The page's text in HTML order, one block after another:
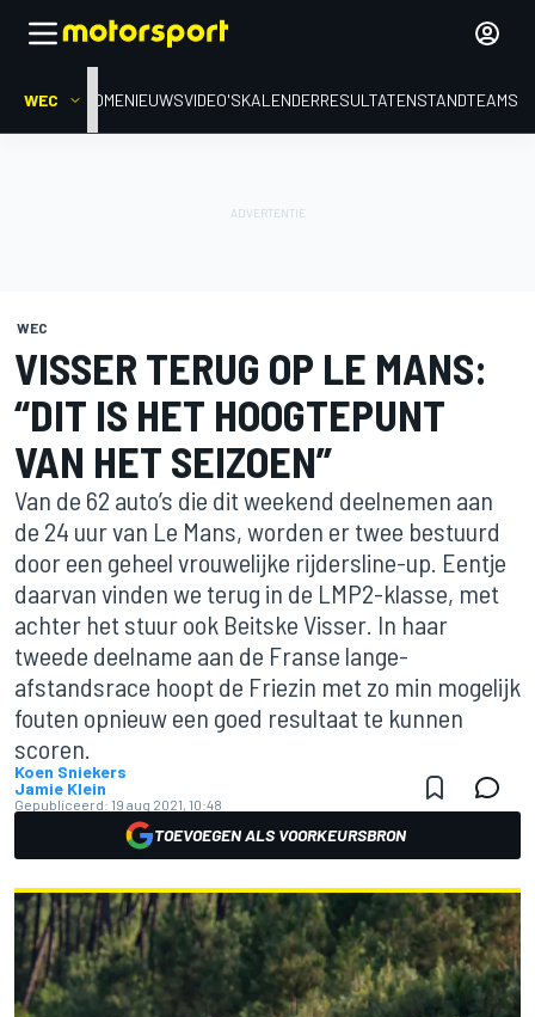
WEC HOMENIEUWSVIDEO'SKALENDERRESULTATENSTANDTEAMS
WEC
VISSER TERUG OP LE MANS:
“DIT IS HET HOOGTEPUNT
VAN HET SEIZOEN”
Van de 62 auto’s die dit weekend deelnemen aan
de 24 uur van Le Mans, worden er twee bestuurd
door een geheel vrouwelijke rijdersline-up. Eentje
daarvan vinden we terug in de LMP2-klasse, met
achter het stuur ook Beitske Visser. In haar
tweede deelname aan de Franse lange-
afstandsrace hoopt de Friezin met zo min mogelijk
fouten opnieuw een goed resultaat te kunnen
scoren.
Koen Sniekers
Jamie Klein
Gepubliceerd: 19 aug 2021, 10:48
TOEVOEGEN ALS VOORKEURSBRON